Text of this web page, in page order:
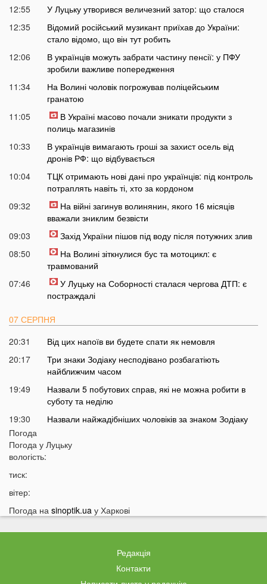
12:55
У Луцьку утворився величезний затор: що сталося
12:35
Відомий російський музикант приїхав до України:
стало відомо, що він тут робить
12:06
В українців можуть забрати частину пенсії: у ПФУ
зробили важливе попередження
11:34
На Волині чоловік погрожував поліцейським
гранатою
11:05
В Україні масово почали зникати продукти з
полиць магазинів
10:33
В українців вимагають гроші за захист осель від
дронів РФ: що відбувається
10:04
ТЦК отримають нові дані про українців: під контроль
потраплять навіть ті, хто за кордоном
09:32
На війні загинув волинянин, якого 16 місяців
вважали зниклим безвісти
09:03
Захід України пішов під воду після потужних злив
08:50
На Волині зіткнулися бус та мотоцикл: є
травмований
07:46
У Луцьку на Соборності сталася чергова ДТП: є
постраждалі
07 СЕРПНЯ
20:31
Від цих напоїв ви будете спати як немовля
20:17
Три знаки Зодіаку несподівано розбагатіють
найближчим часом
19:49
Назвали 5 побутових справ, які не можна робити в
суботу та неділю
19:30
Назвали найжадібніших чоловіків за знаком Зодіаку
19:15
18:52
18:12
Отримав переказ на картку? Штраф 34 тисячі
На Волині військові ТЦК вибили вікно авто у
Погода
Погода у Луцьку
вологість:
тиск:
вітер:
Погода на sinoptik.ua у Харкові
Редакція
Контакти